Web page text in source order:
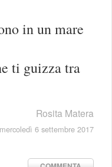
in un mare
ti guizza tra
Rosita Matera
6 settembre 2017